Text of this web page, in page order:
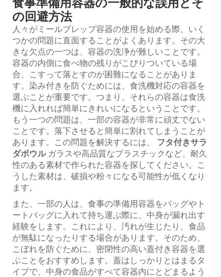
の回避方法
人々がミールプレップ容器の使用を始める際、いく
つかの問題に直面することがよくあります。その大
きな欠点の一つは、容器の洗浄が難しいことです。
容器の内側に食べ物の残りがこびりついている場
合、こすって落とすのが困難になることがありま
す。染み付きを防ぐためには、食洗機対応の容器を
選ぶことが重要です。つまり、それらの容器は食洗
機に入れれば簡単にきれいになるということです。
もう一つの問題は、一部の容器が非常に頑丈でない
ことです。落下させると簡単に割れてしまうことが
あります。この問題を解決するには、 フタ付きサラ
ダボウル ガラスや高品質なプラスチックなど、耐久
性のある素材で作られた容器を探してください。こ
うした素材は、破損や粉々になる可能性が低くなり
ます。
また、一部の人は、食事の準備用容器をバッグやト
ートバッグに入れて持ち運ぶ際に、中身が漏れ出す
経験をします。これにより、汚れが生じたり、食品
が無駄になったりする場合があります。そのため、
こぼれを防ぐために、密閉性の高い蓋付き容器を選
ぶことをおすすめします。蓋はしっかりとはまるタ
イプで、中身の食品がすべて容器内にとどまるよう